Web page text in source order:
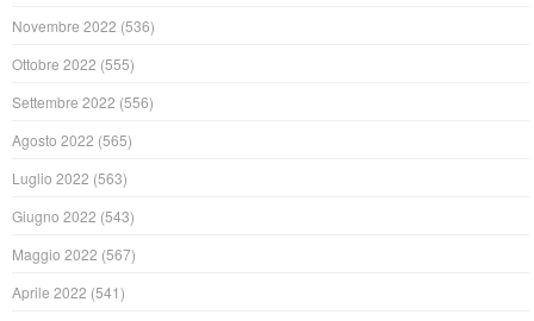
Novembre 2022 (536)
Ottobre 2022 (555)
Settembre 2022 (556)
Agosto 2022 (565)
Luglio 2022 (563)
Giugno 2022 (543)
Maggio 2022 (567)
Aprile 2022 (541)